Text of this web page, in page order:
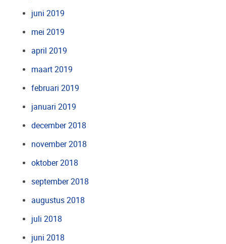
juni 2019
mei 2019
april 2019
maart 2019
februari 2019
januari 2019
december 2018
november 2018
oktober 2018
september 2018
augustus 2018
juli 2018
juni 2018